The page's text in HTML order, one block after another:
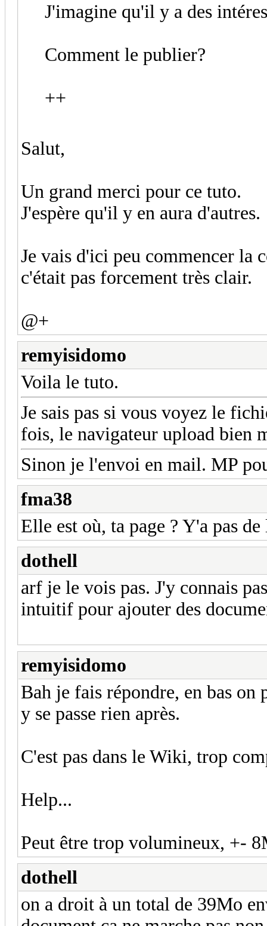
J'imagine qu'il y a des
Comment le publier?
++
Salut,
Un grand merci pour ce tuto.
J'espère qu'il y en aura d'autres.
Je vais d'ici peu commencer
c'était pas forcement très clair.
@+
remyisidomo
Voila le tuto.
Je sais pas si vous voyez le
fois, le navigateur upload bien
Sinon je l'envoi en mail. MP
fma38
Elle est où, ta page ? Y'a pas
dothell
arf je le vois pas. J'y connais
intuitif pour ajouter des
remyisidomo
Bah je fais répondre, en bas
y se passe rien après.
C'est pas dans le Wiki, trop
Help...
Peut être trop volumineux, +-
dothell
on a droit à un total de 39Mo